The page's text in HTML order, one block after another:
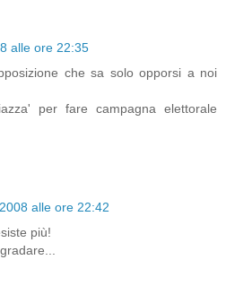
alle ore 22:35
che sa solo opporsi a noi
per fare campagna elettorale
alle ore 22:42
più!